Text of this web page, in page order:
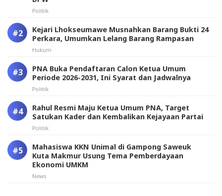
Politik
Kejari Lhokseumawe Musnahkan Barang Bukti 24
Perkara, Umumkan Lelang Barang Rampasan
Hukum
PNA Buka Pendaftaran Calon Ketua Umum
Periode 2026-2031, Ini Syarat dan Jadwalnya
Politik
Rahul Resmi Maju Ketua Umum PNA, Target
Satukan Kader dan Kembalikan Kejayaan Partai
Politik
Mahasiswa KKN Unimal di Gampong Saweuk
Kuta Makmur Usung Tema Pemberdayaan
Ekonomi UMKM
News